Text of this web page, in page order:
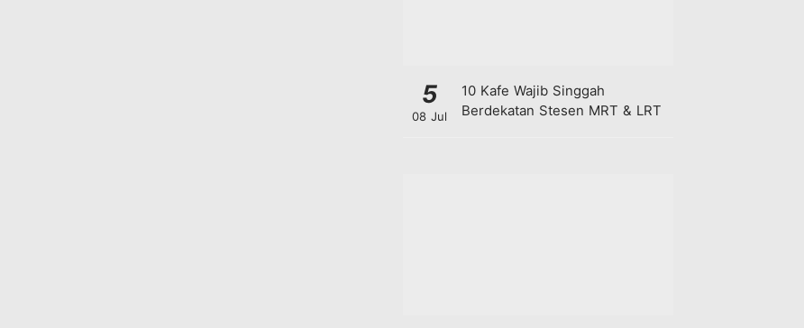
5
08 Jul
10 Kafe Wajib Singgah
Berdekatan Stesen MRT & LRT